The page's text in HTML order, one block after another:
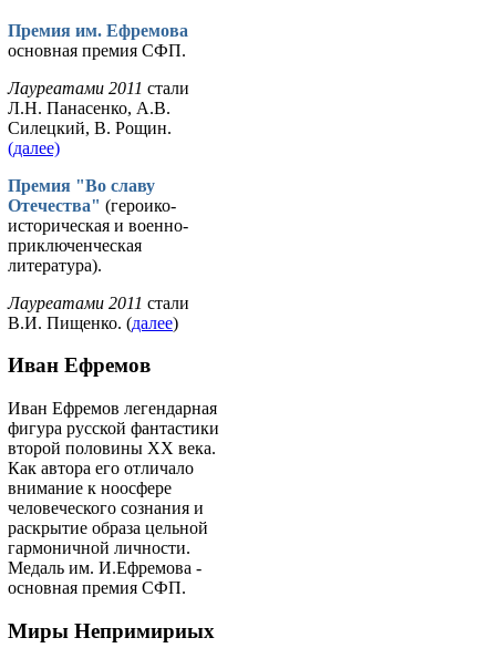
Премия им. Ефремова
основная премия СФП.
Лауреатами 2011 стали
Л.Н. Панасенко, А.В.
Силецкий, В. Рощин.
(далее)
Премия "Во славу
Отечества" (героико-
историческая и военно-
приключенческая
литература).
Лауреатами 2011 стали
В.И. Пищенко. (далее)
Иван Ефремов
Иван Ефремов легендарная
фигура русской фантастики
второй половины ХХ века.
Как автора его отличало
внимание к ноосфере
человеческого сознания и
раскрытие образа цельной
гармоничной личности.
Медаль им. И.Ефремова -
основная премия СФП.
Миры Непримириых